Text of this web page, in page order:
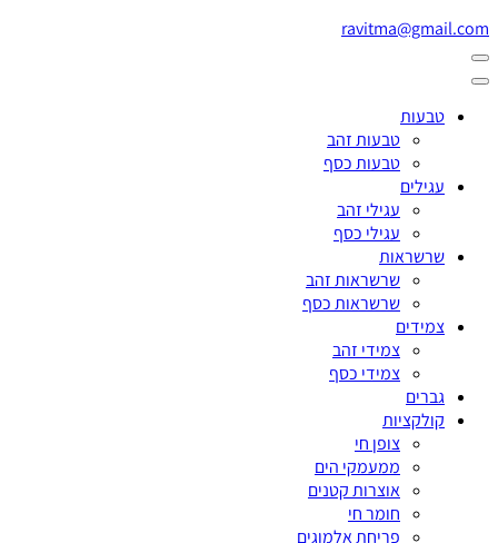
ravitma@gmail.com
טבעות
טבעות זהב
טבעות כסף
עגילים
עגילי זהב
עגילי כסף
שרשראות
שרשראות זהב
שרשראות כסף
צמידים
צמידי זהב
צמידי כסף
גברים
קולקציות
צופן חי
ממעמקי הים
אוצרות קטנים
חומר חי
פריחת אלמוגים